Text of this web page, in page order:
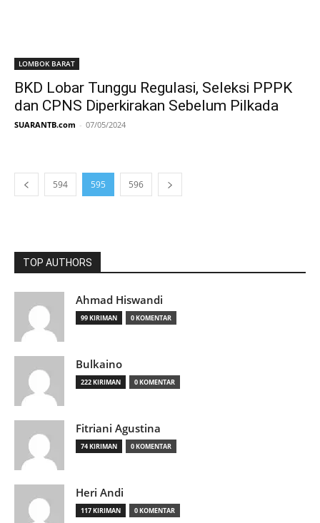
LOMBOK BARAT
BKD Lobar Tunggu Regulasi, Seleksi PPPK
dan CPNS Diperkirakan Sebelum Pilkada
SUARANTB.com - 07/05/2024
594 595 596
TOP AUTHORS
Ahmad Hiswandi
99 KIRIMAN 0 KOMENTAR
Bulkaino
222 KIRIMAN 0 KOMENTAR
Fitriani Agustina
74 KIRIMAN 0 KOMENTAR
Heri Andi
117 KIRIMAN 0 KOMENTAR